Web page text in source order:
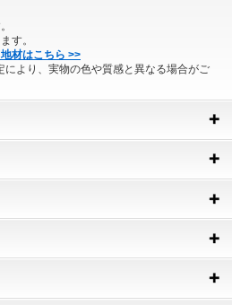
す。
材はこちら >>
より、実物の色や質感と異なる場合がご